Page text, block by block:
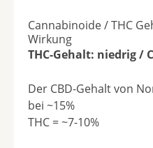
Cannabinoide / THC
Wirkung
THC-Gehalt: niedrig /
Der CBD-Gehalt von
bei ~15%
THC = ~7-10%